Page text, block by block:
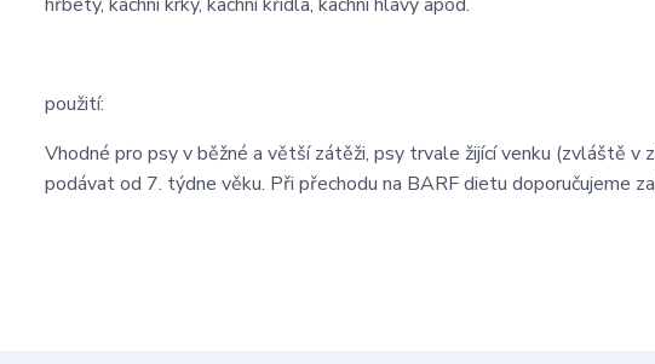
použití:
Vhodné pro psy v běžné a větší zátěži, psy trvale žijící venku (zvláště
podávat od 7. týdne věku. Při přechodu na BARF dietu doporučujeme